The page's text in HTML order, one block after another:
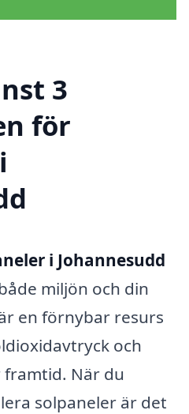
3
för
i Johannesudd
miljön och din
en förnybar resurs
och
När du
solpaneler är det